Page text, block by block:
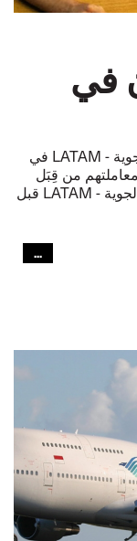
في
يحتفل العاملون في مجموعة خطوط لاتام الجوية - LATAM في
من قِبَل
الشركة . حيث قامت مجموعة خطوط لاتام الجوية - LATAM قبل
...